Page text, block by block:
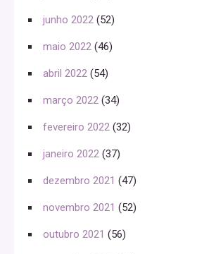
junho 2022 (52)
maio 2022 (46)
abril 2022 (54)
março 2022 (34)
fevereiro 2022 (32)
janeiro 2022 (37)
dezembro 2021 (47)
novembro 2021 (52)
outubro 2021 (56)